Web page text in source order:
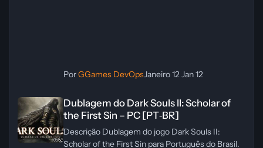
PorGGames DevOpsJaneiro 12Jan 12
Dublagem do Dark Souls II: Scholar of
the First Sin – PC [PT‑BR]
Descrição Dublagem do jogo Dark Souls II:
Scholar of the First Sin para Português do Brasil.